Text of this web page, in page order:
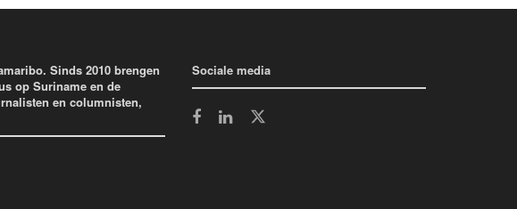
Sinds 2010 brengen
op Suriname en de
en columnisten,
Sociale media